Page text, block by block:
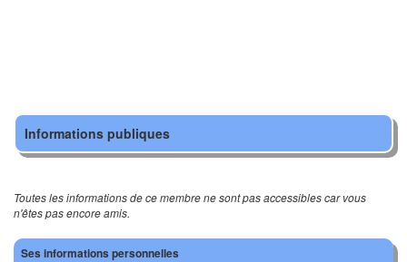
Informations publiques
Toutes les informations de ce membre ne sont pas accessibles car vous
n'êtes pas encore amis.
Ses informations personnelles